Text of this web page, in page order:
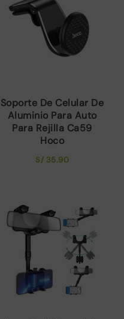
Soporte De Celular De
Aluminio Para Auto
Para Rejilla Ca59
Hoco
S/ 35.90